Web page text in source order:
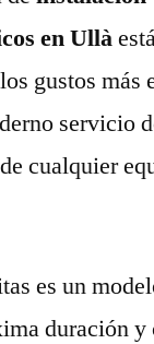
en Ullà
gustos más
servicio
cualquier
es un
duración y